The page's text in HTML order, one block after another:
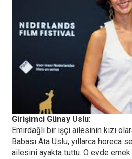
Girişimci Günay Uslu:
Emirdağlı bir işçi ailesinin kızı
Babası Ata Uslu, yıllarca horeca
ailesini ayakta tuttu. O evde emek